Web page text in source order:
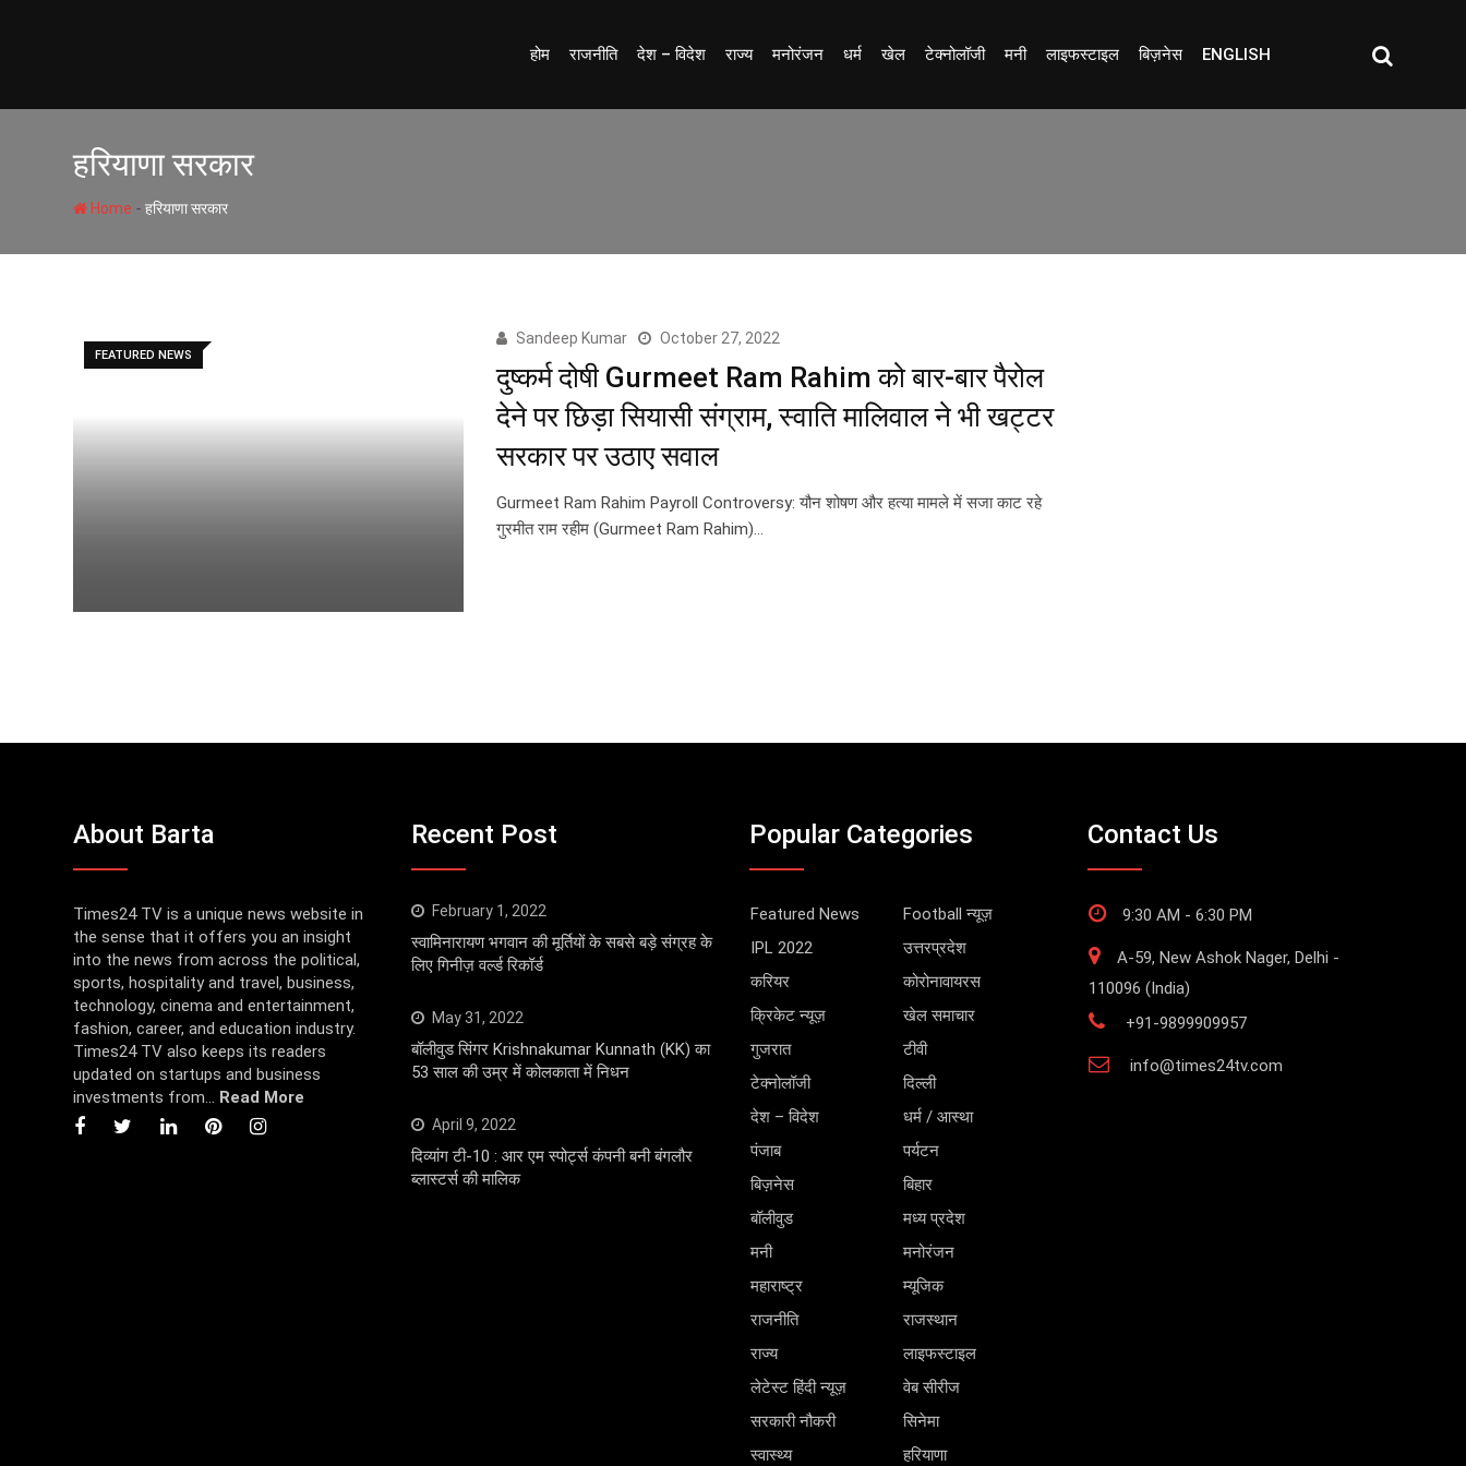
होम राजनीति देश – विदेश राज्य मनोरंजन धर्म खेल टेक्नोलॉजी मनी लाइफस्टाइल बिज़नेस ENGLISH
हरियाणा सरकार
Home - हरियाणा सरकार
FEATURED NEWS
Sandeep Kumar October 27, 2022
दुष्कर्म दोषी Gurmeet Ram Rahim को बार-बार पैरोल
देने पर छिड़ा सियासी संग्राम, स्वाति मालिवाल ने भी खट्टर
सरकार पर उठाए सवाल
Gurmeet Ram Rahim Payroll Controversy: यौन शोषण और हत्या मामले में सजा काट रहे
गुरमीत राम रहीम (Gurmeet Ram Rahim)…
About Barta
Times24 TV is a unique news website in
the sense that it offers you an insight
into the news from across the political,
sports, hospitality and travel, business,
technology, cinema and entertainment,
fashion, career, and education industry.
Times24 TV also keeps its readers
updated on startups and business
investments from... Read More
Recent Post
February 1, 2022
स्वामिनारायण भगवान की मूर्तियों के सबसे बड़े संग्रह के
लिए गिनीज़ वर्ल्ड रिकॉर्ड
May 31, 2022
बॉलीवुड सिंगर Krishnakumar Kunnath (KK) का
53 साल की उम्र में कोलकाता में निधन
April 9, 2022
दिव्यांग टी-10 : आर एम स्पोर्ट्स कंपनी बनी बंगलौर
ब्लास्टर्स की मालिक
Popular Categories
Featured News
Football न्यूज़
IPL 2022
उत्तरप्रदेश
करियर
कोरोनावायरस
क्रिकेट न्यूज़
खेल समाचार
गुजरात
टीवी
टेक्नोलॉजी
दिल्ली
देश – विदेश
धर्म / आस्था
पंजाब
पर्यटन
बिज़नेस
बिहार
बॉलीवुड
मध्य प्रदेश
मनी
मनोरंजन
महाराष्ट्र
म्यूजिक
राजनीति
राजस्थान
राज्य
लाइफस्टाइल
लेटेस्ट हिंदी न्यूज़
वेब सीरीज
सरकारी नौकरी
सिनेमा
स्वास्थ्य
हरियाणा
Contact Us
9:30 AM - 6:30 PM
A-59, New Ashok Nager, Delhi -
110096 (India)
+91-9899909957
info@times24tv.com